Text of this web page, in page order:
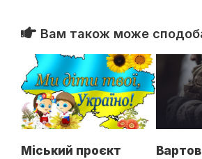
Вам також може
Міський проєкт